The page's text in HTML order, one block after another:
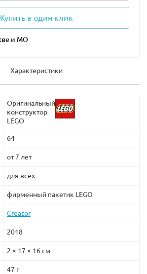
Купить в один клик
Характеристики
Оригинальный
конструктор
LEGO
64
от 7 лет
для всех
фирменный пакетик LEGO
Creator
2018
2 × 17 × 16 см
47 г